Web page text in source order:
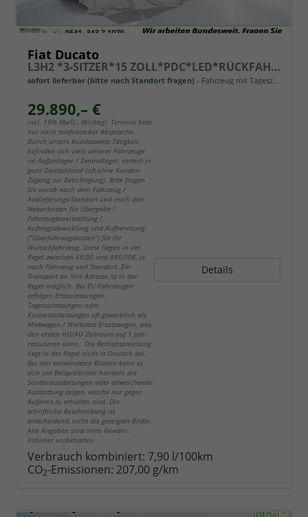
Fiat Ducato
L3H2 *3-SITZER*15 ZOLL*PDC*LED*RÜCKFAHRKAMERA*DAB*KLIMA*HECKTÜRE 260°*
sofort lieferbar (bitte nach Standort fragen) Fahrzeug mit Tageszulassung
29.890,– €
incl. 19% MwSt.. Wichtig!: Termine bitte
nur nach telefonischer Absprache.
Durch unsere bundesweite Tätigkeit,
befinden sich viele unserer Fahrzeuge
im Außenlager / Zentrallager, verteilt in
ganz Deutschland (oft ohne Kunden-
Zugang zur Besichtigung). Bitte fragen
Sie vorab nach dem Fahrzeug /
Auslieferungs-Standort und nach den
Nebenkosten für Übergabe /
Fahrzeugbereitstellung /
Auftragsabwicklung und Aufbereitung
("Überführungskosten") für Ihr
Wunschfahrzeug. Diese liegen in der
Regel zwischen 60,00 und 890,00€, je
nach Fahrzeug und Standort. Ein
Transport an Ihre Adresse ist in der
Regel möglich. Bei EU-Fahrzeugen
erfolgen Erstzulassungen,
Tageszulassungen oder
Kurzzeitzulassungen oft gewerblich als
Mietwagen / Werkstatt Ersatzwagen, was
den ersten HU/AU Zeitraum auf 1 Jahr
reduzieren kann. Die Betriebsanleitung
liegt in der Regel nicht in Deutsch bei.
Bei den verwendeten Bildern kann es
sich um Beispielbilder handeln die
Sonderausstattungen oder abweichende
Ausstattung zeigen, welche nur gegen
Aufpreis zu erhalten sind. Die
schriftliche Beschreibung ist
entscheidend, nicht die gezeigten Bilder.
Alle Angaben sind ohne Gewähr.
Irrtümer vorbehalten.
Details
Verbrauch kombiniert: 7,90 l/100km
CO2-Emissionen: 207,00 g/km